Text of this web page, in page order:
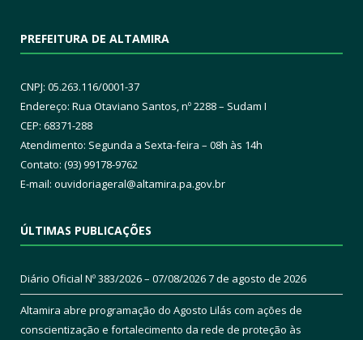
PREFEITURA DE ALTAMIRA
CNPJ: 05.263.116/0001-37
Endereço: Rua Otaviano Santos, nº 2288 – Sudam I
CEP: 68371-288
Atendimento: Segunda a Sexta-feira – 08h às 14h
Contato: (93) 99178-9762
E-mail: ouvidoriageral@altamira.pa.gov.br
ÚLTIMAS PUBLICAÇÕES
Diário Oficial Nº 383/2026 – 07/08/20267 de agosto de 2026
Altamira abre programação do Agosto Lilás com ações de
conscientização e fortalecimento da rede de proteção às